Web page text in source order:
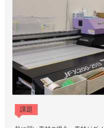
課題